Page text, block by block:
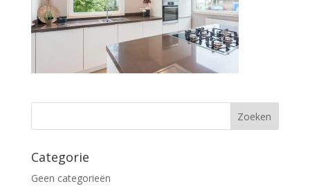
Categorie
Geen categorieën